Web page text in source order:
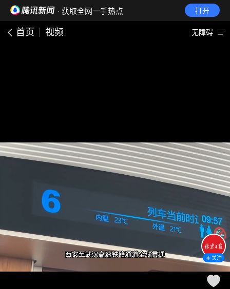
· 获取全网一手热点 打开
首页 视频 无障碍
关注